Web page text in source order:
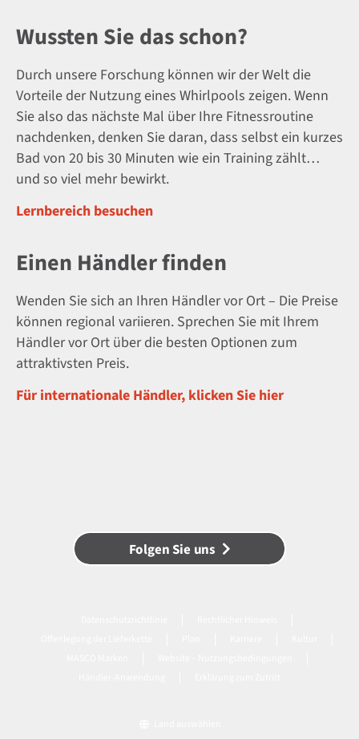
Wussten Sie das schon?
Durch unsere Forschung können wir der Welt die
Vorteile der Nutzung eines Whirlpools zeigen. Wenn
Sie also das nächste Mal über Ihre Fitnessroutine
nachdenken, denken Sie daran, dass selbst ein kurzes
Bad von 20 bis 30 Minuten wie ein Training zählt…
und so viel mehr bewirkt.
Lernbereich besuchen
Einen Händler finden
Wenden Sie sich an Ihren Händler vor Ort – Die Preise
können regional variieren. Sprechen Sie mit Ihrem
Händler vor Ort über die besten Optionen zum
attraktivsten Preis.
Für internationale Händler, klicken Sie hier
Folgen Sie uns